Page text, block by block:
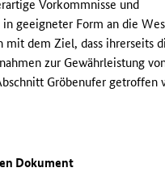
Vorkommnisse und
in geeigneter Form an die
mit dem Ziel, dass ihrerseits
zur Gewährleistung
Gröbenufer getroffen
Dokument